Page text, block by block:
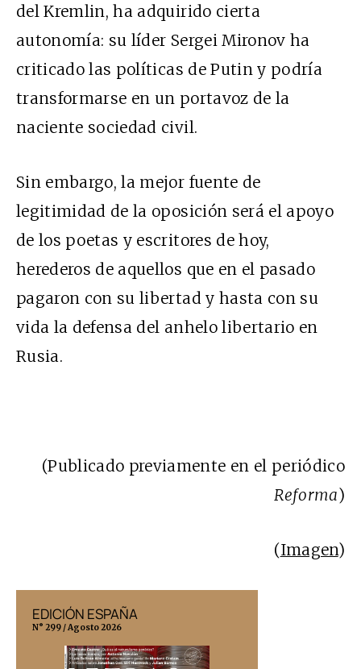
del Kremlin, ha adquirido cierta
autonomía: su líder Sergei Mironov ha
criticado las políticas de Putin y podría
transformarse en un portavoz de la
naciente sociedad civil.
Sin embargo, la mejor fuente de
legitimidad de la oposición será el apoyo
de los poetas y escritores de hoy,
herederos de aquellos que en el pasado
pagaron con su libertad y hasta con su
vida la defensa del anhelo libertario en
Rusia.
(Publicado previamente en el periódico
Reforma)
(Imagen)
EDICIÓN ESPAÑA
N° 299 / Agosto 2026